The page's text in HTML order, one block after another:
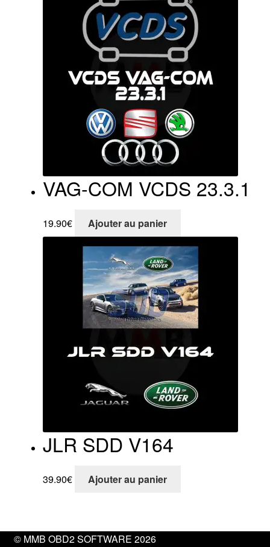
VAG-COM VCDS 23.3.1
19.90€ Ajouter au panier
JLR SDD V164
39.90€ Ajouter au panier
© MMB OBD2 SOFTWARE 2026